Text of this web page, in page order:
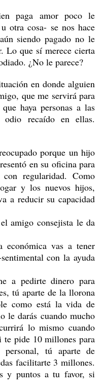
paga amor poco le
otra cosa- se nos hace
siendo pagado no le
Lo que sí merece cierta
¿No le parece?
en donde alguien
que me servirá para
haya personas a las
recaído en ellas.
porque un hijo
en su oficina para
regularidad. Como
y los nuevos hijos,
a reducir su capacidad
amigo consejista le da
económica vas a tener
con la ayuda
a pedirte dinero para
tú aparte de la llorona
como está la vida de
le darás cuando mucho
lo mismo cuando
te pide 10 millones para
tú aparte de
facilitarte 3 millones.
y puntos a tu favor, si